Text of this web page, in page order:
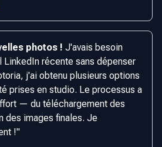
photos ! J'avais besoin
LinkedIn récente sans dépenser
j'ai obtenu plusieurs options
prises en studio. Le processus a
— du téléchargement des
des images finales. Je
!"